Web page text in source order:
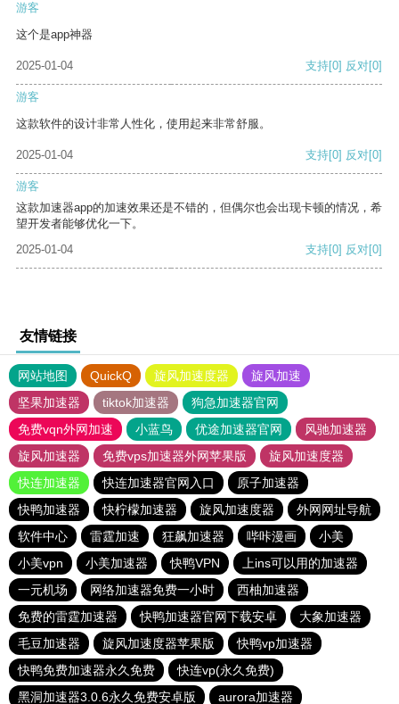
游客
这个是app神器
2025-01-04 支持[0] 反对[0]
游客
这款软件的设计非常人性化，使用起来非常舒服。
2025-01-04 支持[0] 反对[0]
游客
这款加速器app的加速效果还是不错的，但偶尔也会出现卡顿的情况，希
望开发者能够优化一下。
2025-01-04
支持[0] 反对[0]
友情链接
网站地图 QuickQ 旋风加速度器
旋风加速
坚果加速器
tiktok加速器
狗急加速器官网
免费vqn外网加速
小蓝鸟 优途加速器官网
风驰加速器
旋风加速器
免费vps加速器外网苹果版
旋风加速度器
快连加速器
快连加速器官网入口
原子加速器
快鸭加速器
快柠檬加速器 旋风加速度器
外网网址导航
软件中心
雷霆加速 狂飙加速器 哔咔漫画
小美
小美vpn
小美加速器 快鸭VPN
上ins可以用的加速器
一元机场
网络加速器免费一小时
西柚加速器
免费的雷霆加速器
快鸭加速器官网下载安卓
大象加速器
毛豆加速器
旋风加速度器苹果版
快鸭vp加速器
快鸭免费加速器永久免费
快连vp(永久免费)
黑洞加速器3.0.6永久免费安卓版
aurora加速器